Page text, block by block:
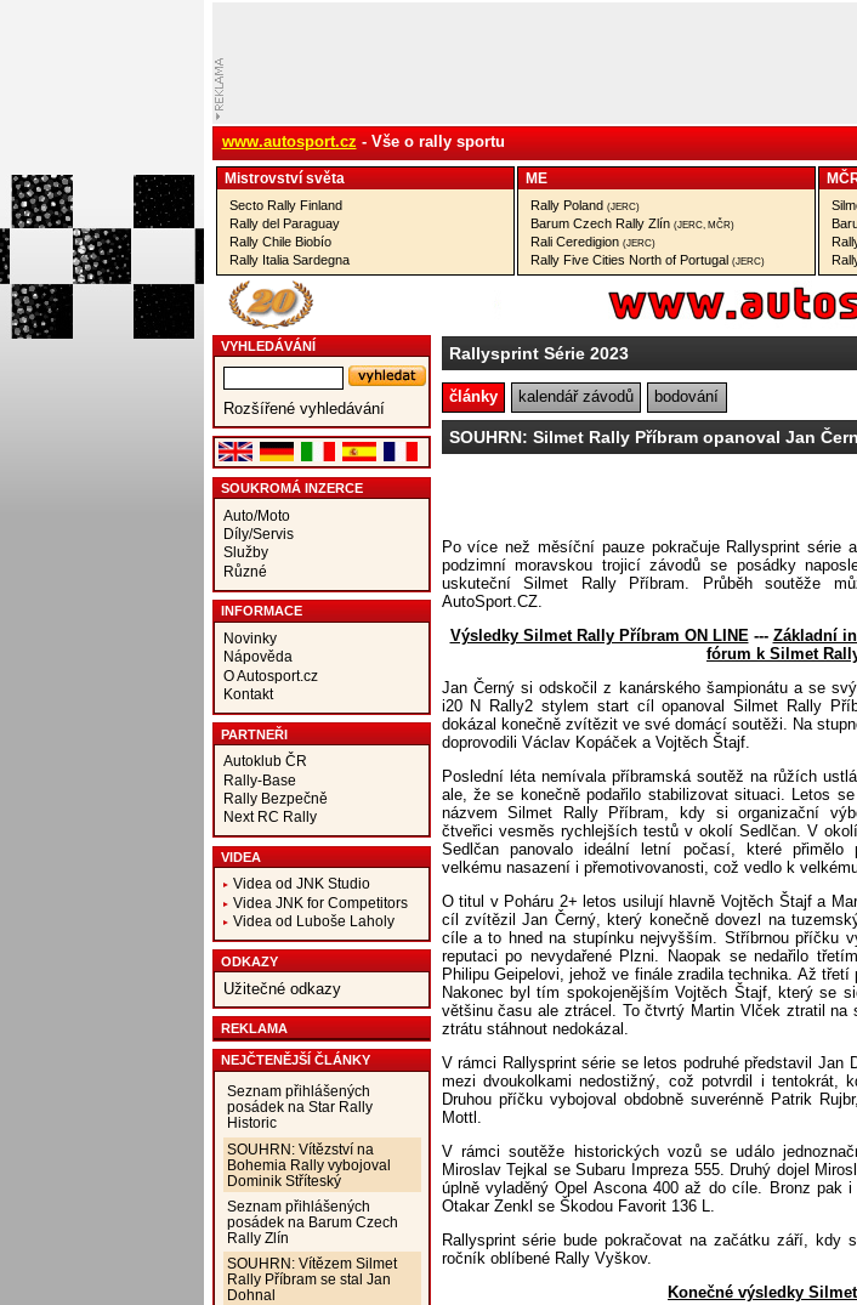
www.autosport.cz - Vše o rally sportu
Mistrovství­ světa
Secto Rally Finland
Rally del Paraguay
Rally Chile Biobío
Rally Italia Sardegna
ME
Rally Poland (JERC)
Barum Czech Rally Zlín (JERC, MČR)
Rali Ceredigion (JERC)
Rally Five Cities North of Portugal (JERC)
VYHLEDÁVÁNÍ
Rozšířené vyhledávání
SOUKROMÁ INZERCE
Auto/Moto
Díly/Servis
Služby
Různé
INFORMACE
Novinky
Nápověda
O Autosport.cz
Kontakt
PARTNEŘI
Autoklub ČR
Rally-Base
Rally Bezpečně
Next RC Rally
VIDEA
Videa od JNK Studio
Videa JNK for Competitors
Videa od Luboše Laholy
ODKAZY
Užitečné odkazy
REKLAMA
NEJČTENĚJŠÍ ČLÁNKY
Seznam přihlášených
posádek na Star Rally
Historic
SOUHRN: Vítězství na
Bohemia Rally vybojoval
Dominik Stříteský
Seznam přihlášených
posádek na Barum Czech
Rally Zlín
SOUHRN: Vítězem Silmet
Rally Příbram se stal Jan
Dohnal
Rallysprint Série 2023
články kalendář závodů bodování
SOUHRN: Silmet Rally Příbram opanoval Jan
Po více než měsíční pauze pokračuje Rallysprint série
podzimní moravskou trojicí závodů se posádky
uskuteční Silmet Rally Příbram. Průběh soutěže
AutoSport.CZ.
Výsledky Silmet Rally Příbram ON LINE--- Základní
fórum k Silmet
Jan Černý si odskočil z kanárského šampionátu a se
i20 N Rally2 stylem start cíl opanoval Silmet Rally
dokázal konečně zvítězit ve své domácí soutěži. Na
doprovodili Václav Kopáček a Vojtěch Štajf.
Poslední léta nemívala příbramská soutěž na růžích
ale, že se konečně podařilo stabilizovat situaci. Letos se
názvem Silmet Rally Příbram, kdy si organizační
čtveřici vesměs rychlejších testů v okolí Sedlčan. V
Sedlčan panovalo ideální letní počasí, které přimělo
velkému nasazení i přemotivovanosti, což vedlo k
O titul v Poháru 2+ letos usilují hlavně Vojtěch Štajf a
cíl zvítězil Jan Černý, který konečně dovezl na
cíle a to hned na stupínku nejvyšším. Stříbrnou příčku
reputaci po nevydařené Plzni. Naopak se nedařilo
Philipu Geipelovi, jehož ve finále zradila technika. Až
Nakonec byl tím spokojenějším Vojtěch Štajf, který se
většinu času ale ztrácel. To čtvrtý Martin Vlček ztratil na
ztrátu stáhnout nedokázal.
V rámci Rallysprint série se letos podruhé představil Jan
mezi dvoukolkami nedostižný, což potvrdil i tentokrát,
Druhou příčku vybojoval obdobně suverénně Patrik
Mottl.
V rámci soutěže historických vozů se událo
Miroslav Tejkal se Subaru Impreza 555. Druhý dojel
úplně vyladěný Opel Ascona 400 až do cíle. Bronz pak
Otakar Zenkl se Škodou Favorit 136 L.
Rallysprint série bude pokračovat na začátku září, kdy
ročník oblíbené Rally Vyškov.
Konečné výsledky